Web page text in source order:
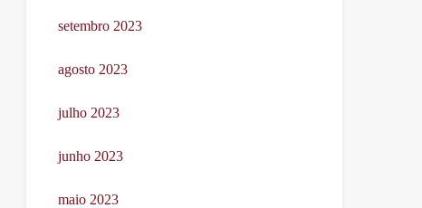
setembro 2023
agosto 2023
julho 2023
junho 2023
maio 2023